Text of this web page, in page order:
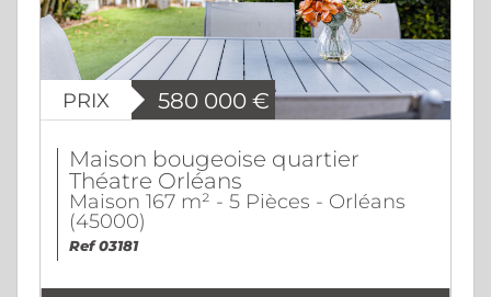
PRIX 580 000 €
Maison bougeoise quartier
Théatre Orléans
Maison 167 m² - 5 Pièces - Orléans
(45000)
Ref 03181